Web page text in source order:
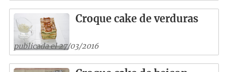
Croque cake de verduras
publicada el 27/03/2016